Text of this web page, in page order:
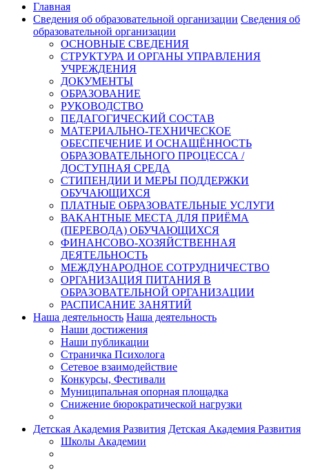
Главная
Сведения об образовательной организации Сведения об
образовательной организации
ОСНОВНЫЕ СВЕДЕНИЯ
СТРУКТУРА И ОРГАНЫ УПРАВЛЕНИЯ
УЧРЕЖДЕНИЯ
ДОКУМЕНТЫ
ОБРАЗОВАНИЕ
РУКОВОДСТВО
ПЕДАГОГИЧЕСКИЙ СОСТАВ
МАТЕРИАЛЬНО-ТЕХНИЧЕСКОЕ
ОБЕСПЕЧЕНИЕ И ОСНАЩЁННОСТЬ
ОБРАЗОВАТЕЛЬНОГО ПРОЦЕССА /
ДОСТУПНАЯ СРЕДА
СТИПЕНДИИ И МЕРЫ ПОДДЕРЖКИ
ОБУЧАЮЩИХСЯ
ПЛАТНЫЕ ОБРАЗОВАТЕЛЬНЫЕ УСЛУГИ
ВАКАНТНЫЕ МЕСТА ДЛЯ ПРИЁМА
(ПЕРЕВОДА) ОБУЧАЮЩИХСЯ
ФИНАНСОВО-ХОЗЯЙСТВЕННАЯ
ДЕЯТЕЛЬНОСТЬ
МЕЖДУНАРОДНОЕ СОТРУДНИЧЕСТВО
ОРГАНИЗАЦИЯ ПИТАНИЯ В
ОБРАЗОВАТЕЛЬНОЙ ОРГАНИЗАЦИИ
РАСПИСАНИЕ ЗАНЯТИЙ
Наша деятельность Наша деятельность
Наши достижения
Наши публикации
Страничка Психолога
Сетевое взаимодействие
Конкурсы, Фестивали
Муниципальная опорная площадка
Снижение бюрократической нагрузки
Детская Академия Развития Детская Академия Развития
Школы Академии